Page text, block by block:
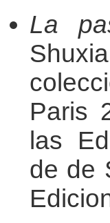
La
Paris
las
de de